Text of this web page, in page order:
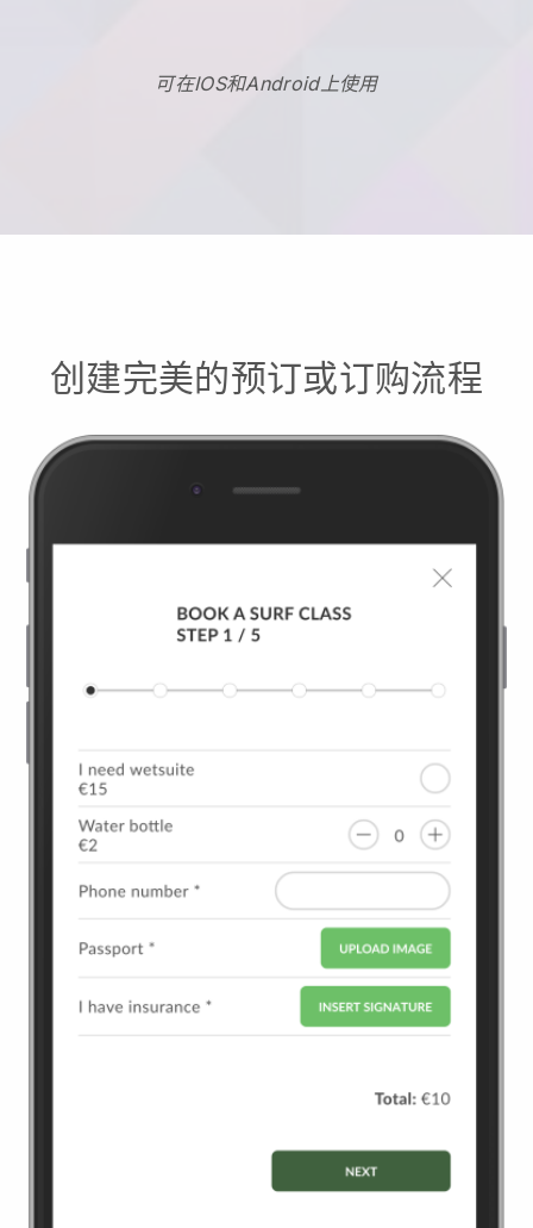
可在IOS和Android上使用
创建完美的预订或订购流程